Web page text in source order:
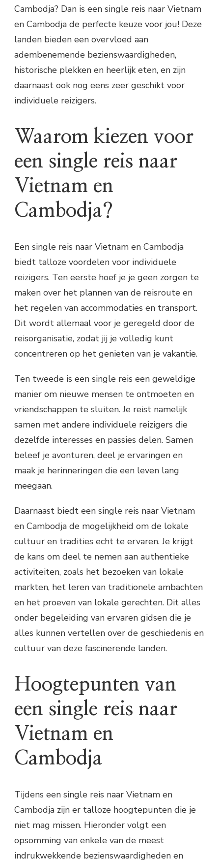
Cambodja? Dan is een single reis naar Vietnam
en Cambodja de perfecte keuze voor jou! Deze
landen bieden een overvloed aan
adembenemende bezienswaardigheden,
historische plekken en heerlijk eten, en zijn
daarnaast ook nog eens zeer geschikt voor
individuele reizigers.
Waarom kiezen voor
een single reis naar
Vietnam en
Cambodja?
Een single reis naar Vietnam en Cambodja
biedt talloze voordelen voor individuele
reizigers. Ten eerste hoef je je geen zorgen te
maken over het plannen van de reisroute en
het regelen van accommodaties en transport.
Dit wordt allemaal voor je geregeld door de
reisorganisatie, zodat jij je volledig kunt
concentreren op het genieten van je vakantie.
Ten tweede is een single reis een geweldige
manier om nieuwe mensen te ontmoeten en
vriendschappen te sluiten. Je reist namelijk
samen met andere individuele reizigers die
dezelfde interesses en passies delen. Samen
beleef je avonturen, deel je ervaringen en
maak je herinneringen die een leven lang
meegaan.
Daarnaast biedt een single reis naar Vietnam
en Cambodja de mogelijkheid om de lokale
cultuur en tradities echt te ervaren. Je krijgt
de kans om deel te nemen aan authentieke
activiteiten, zoals het bezoeken van lokale
markten, het leren van traditionele ambachten
en het proeven van lokale gerechten. Dit alles
onder begeleiding van ervaren gidsen die je
alles kunnen vertellen over de geschiedenis en
cultuur van deze fascinerende landen.
Hoogtepunten van
een single reis naar
Vietnam en
Cambodja
Tijdens een single reis naar Vietnam en
Cambodja zijn er talloze hoogtepunten die je
niet mag missen. Hieronder volgt een
opsomming van enkele van de meest
indrukwekkende bezienswaardigheden en